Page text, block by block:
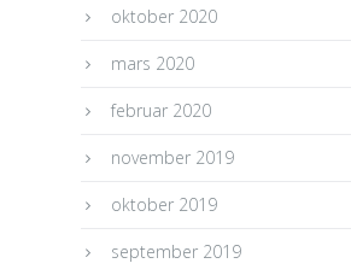
oktober 2020
mars 2020
februar 2020
november 2019
oktober 2019
september 2019